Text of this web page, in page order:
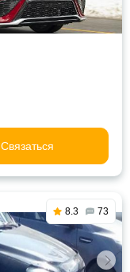
Связаться
8.3 73